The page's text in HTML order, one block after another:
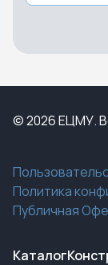
© 2026 ЕЦМУ.
Политика
Публичная
Каталог